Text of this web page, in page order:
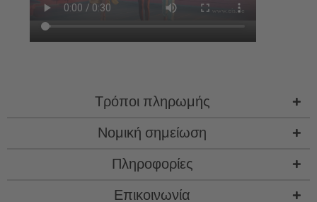
Τρόποι πληρωμής
Νομική σημείωση
Πληροφορίες
Επικοινωνία